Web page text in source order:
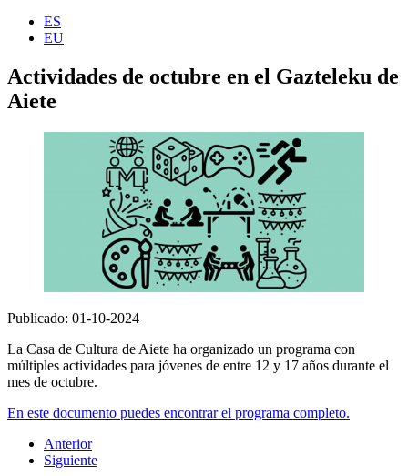
ES
EU
Actividades de octubre en el Gazteleku de
Aiete
Publicado: 01-10-2024
La Casa de Cultura de Aiete ha organizado un programa con
múltiples actividades para jóvenes de entre 12 y 17 años durante el
mes de octubre.
En este documento puedes encontrar el programa completo.
Anterior
Siguiente